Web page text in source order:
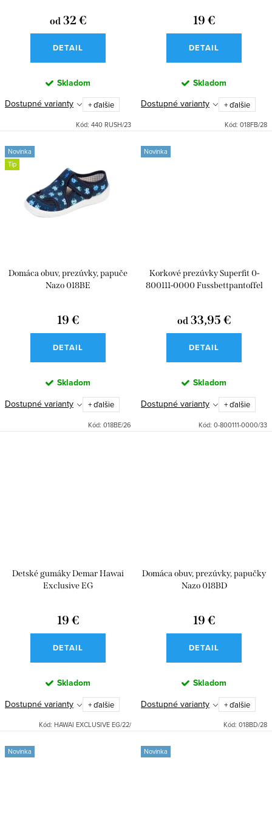
v
od 32 €
DETAIL
Skladom
Dostupné varianty
+ ďalšie
Kód: 440 RUSH/23
19 €
DETAIL
Skladom
Dostupné varianty
+ ďalšie
Kód: 018FB/28
Novinka
Tip
Domáca obuv, prezúvky, papuče
Nazo 018BE
19 €
DETAIL
Skladom
Dostupné varianty
+ ďalšie
Kód: 018BE/26
Novinka
Korkové prezúvky Superfit 0-
800111-0000 Fussbettpantoffel
od33,95 €
DETAIL
Skladom
Dostupné varianty
+ ďalšie
Kód: 0-800111-0000/33
Detské gumáky Demar Hawai
Exclusive EG
19 €
DETAIL
Skladom
Dostupné varianty
+ ďalšie
Kód: HAWAI EXCLUSIVE EG/22/
Domáca obuv, prezúvky, papučky
Nazo 018BD
19 €
DETAIL
Skladom
Dostupné varianty
+ ďalšie
Kód: 018BD/28
Novinka Novinka